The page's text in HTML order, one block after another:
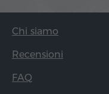
Chi siamo
Recensioni
FAQ